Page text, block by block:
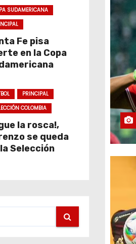
SUDAMERICANA
Fe pisa
en la Copa
PRINCIPAL
COLOMBIA
la rosca!,
se queda
Selección